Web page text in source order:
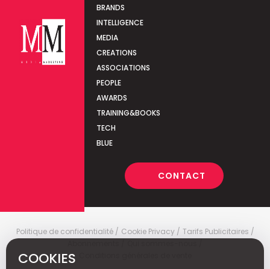
BRANDS
INTELLIGENCE
MEDIA
CREATIONS
ASSOCIATIONS
PEOPLE
AWARDS
TRAINING&BOOKS
TECH
BLUE
CONTACT
Politique de confidentialité Cookie Privacy
Tarifs Publicitaires
COOKIES